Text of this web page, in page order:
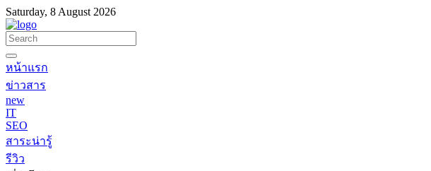
Saturday, 8 August 2026
หน้าแรก
ข่าวสาร
new
IT
SEO
สาระน่ารู้
รีวิว